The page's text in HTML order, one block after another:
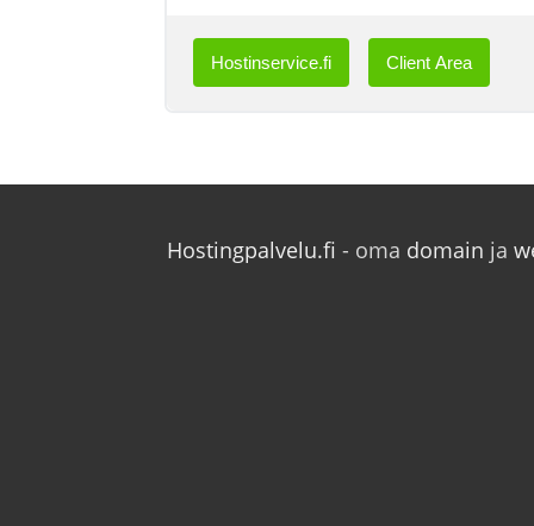
Hostinservice.fi Client Area
Hostingpalvelu.fi - oma domain ja